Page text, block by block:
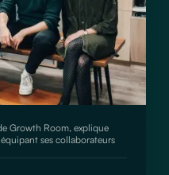
Growth Room, explique
ses collaborateurs